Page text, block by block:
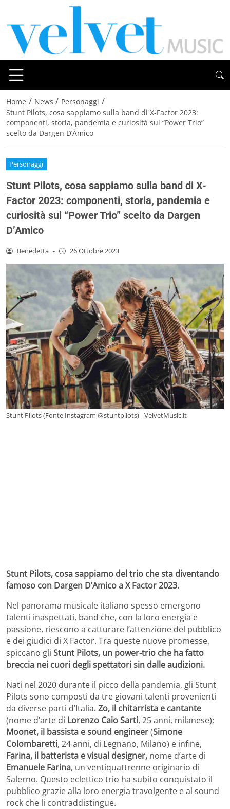
Home / News / Personaggi /
Stunt Pilots, cosa sappiamo sulla band di X-Factor 2023:
componenti, storia, pandemia e curiosità sul “Power Trio”
scelto da Dargen D’Amico
Personaggi
Stunt Pilots, cosa sappiamo sulla band di X-
Factor 2023: componenti, storia, pandemia e
curiosità sul “Power Trio” scelto da Dargen
D’Amico
Benedetta - 26 Ottobre 2023
Stunt Pilots (Fonte Instagram @stuntpilots) - VelvetMusic.it
Stunt Pilots, cosa sappiamo del trio che sta diventando
famoso con Dargen D’Amico a X Factor 2023.
Nel panorama musicale italiano spesso emergono
talenti inaspettati, band che, con la loro energia e
passione, riescono a catturare l’attenzione del pubblico
e dei giudici di X Factor. Tra queste nuove promesse,
spiccano gli Stunt Pilots, un power-trio che ha fatto
breccia nei cuori degli spettatori sin dalle audizioni.
Nati nel 2020 durante il picco della pandemia, gli Stunt
Pilots sono composti da tre giovani talenti provenienti
da diverse parti d’Italia. Zo, il chitarrista e cantante
(nome d’arte di Lorenzo Caio Sarti, 25 anni, milanese);
Moonet, il bassista e sound engineer(Simone
Colombaretti, 24 anni, di Legnano, Milano) e infine,
Farina, il batterista e visual designer, nome d’arte di
Emanuele Farina, un ventiquattrenne originario di
Salerno. Questo eclettico trio ha subito conquistato il
pubblico grazie alla loro energia travolgente e al sound
rock che li contraddistingue.